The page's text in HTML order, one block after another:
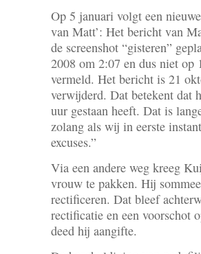
Op 5 januari volgt een
van Matt’: Het bericht van
de screenshot “gisteren”
2008 om 2:07 en dus niet op
vermeld. Het bericht is 21
verwijderd. Dat betekent dat
uur gestaan heeft. Dat is
zolang als wij in eerste
excuses.”
Via een andere weg kreeg
vrouw te pakken. Hij
rectificeren. Dat bleef
rectificatie en een voorschot
deed hij aangifte.